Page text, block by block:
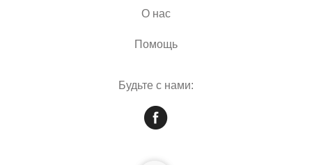
О нас
Помощь
Будьте с нами: